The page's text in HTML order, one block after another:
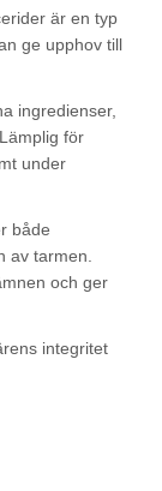
är en typ
ge upphov till
ingredienser,
för
under
både
av tarmen.
och ger
integritet